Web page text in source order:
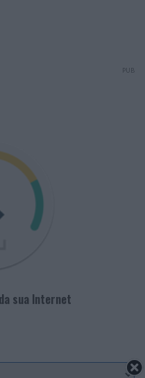
PUB
sua Internet